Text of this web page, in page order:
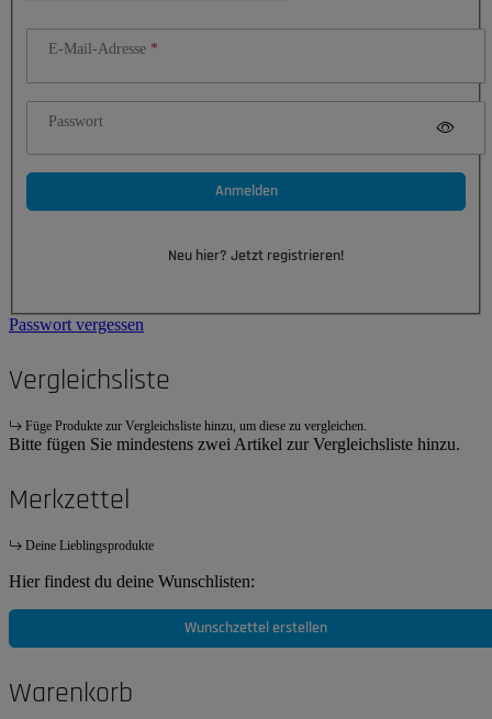
E-Mail-Adresse
Passwort
Anmelden
Neu hier? Jetzt registrieren!
Passwort vergessen
Vergleichsliste
Füge Produkte zur Vergleichsliste hinzu, um diese zu vergleichen.
Bitte fügen Sie mindestens zwei Artikel zur Vergleichsliste hinzu.
Merkzettel
Deine Lieblingsprodukte
Hier findest du deine Wunschlisten:
Wunschzettel erstellen
Warenkorb